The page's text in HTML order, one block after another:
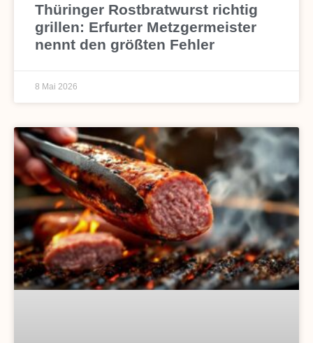
Thüringer Rostbratwurst richtig
grillen: Erfurter Metzgermeister
nennt den größten Fehler
8 Mai 2026